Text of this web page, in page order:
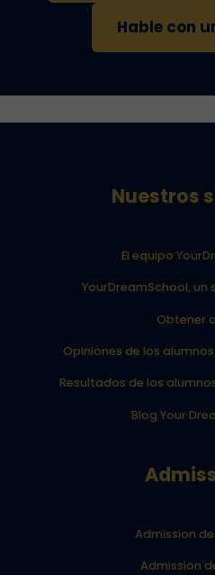
Hable con
Nuestros
El equipo
YourDreamSchool, un
Obtener
Opiniones de los
Resultados de los
Blog Your
Admission
Admission